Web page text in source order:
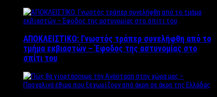
ΑΠΟΚΛΕΙΣΤΙΚΟ: Γνωστός τράπερ συνελήφθη από το
τμήμα εκβιαστών – Έφοδος της αστυνομίας στο
σπίτι του